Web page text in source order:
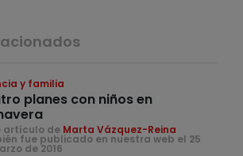
y familia
planes con niños en
artículo de Marta Vázquez-Reina
fue publicado en nuestra web el 25
de 2016